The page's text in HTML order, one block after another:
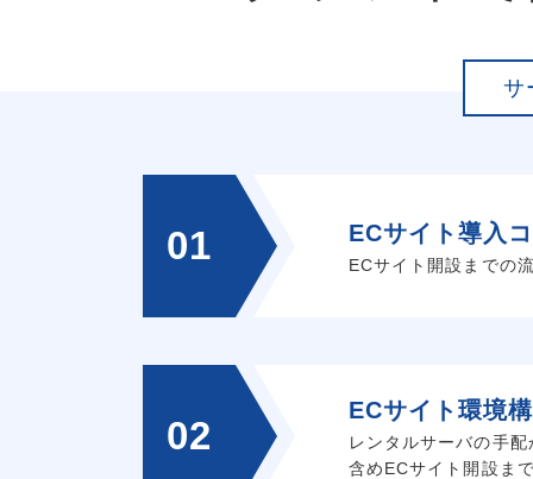
サ
01 ECサイト導入
ECサイト開設までの
02
ECサイト環境
レンタルサーバの手
含めECサイト開設ま